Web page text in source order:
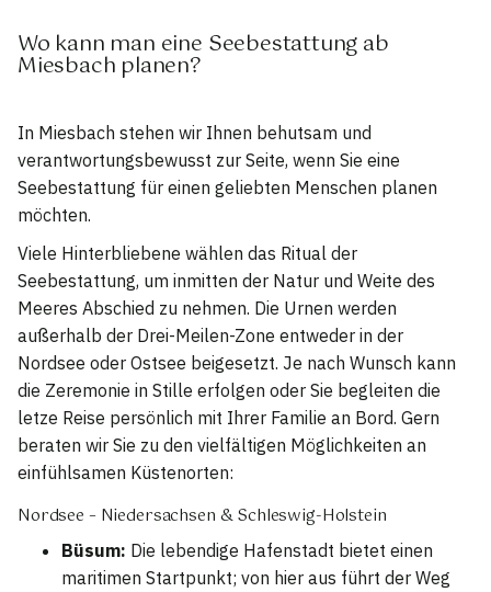
Wo kann man eine Seebestattung ab
Miesbach planen?
In Miesbach stehen wir Ihnen behutsam und
verantwortungsbewusst zur Seite, wenn Sie eine
Seebestattung für einen geliebten Menschen planen
möchten.
Viele Hinterbliebene wählen das Ritual der
Seebestattung, um inmitten der Natur und Weite des
Meeres Abschied zu nehmen. Die Urnen werden
außerhalb der Drei-Meilen-Zone entweder in der
Nordsee oder Ostsee beigesetzt. Je nach Wunsch kann
die Zeremonie in Stille erfolgen oder Sie begleiten die
letze Reise persönlich mit Ihrer Familie an Bord. Gern
beraten wir Sie zu den vielfältigen Möglichkeiten an
einfühlsamen Küstenorten:
Nordsee – Niedersachsen & Schleswig-Holstein
Büsum: Die lebendige Hafenstadt bietet einen
maritimen Startpunkt; von hier aus führt der Weg